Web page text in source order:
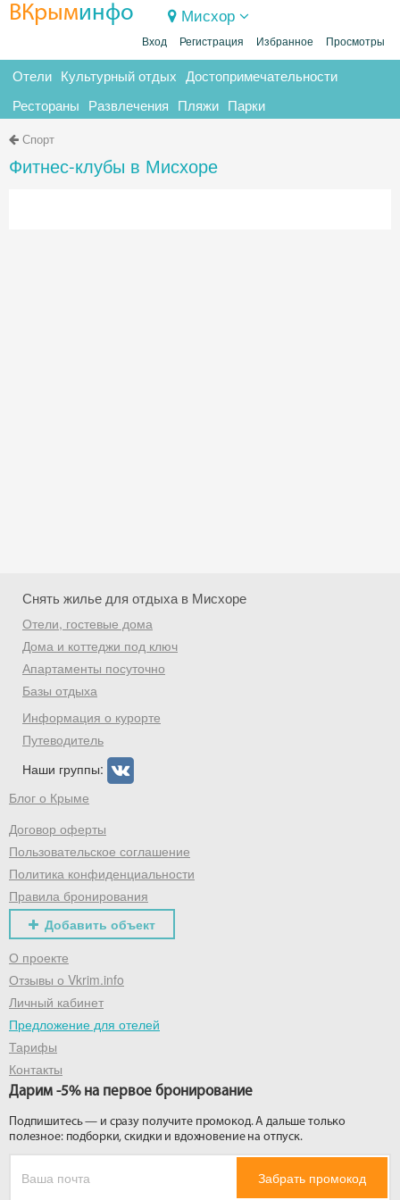
ВКрыминфо Мисхор
Вход Регистрация Избранное Просмотры
Отели Культурный отдых Достопримечательности
Рестораны Развлечения Пляжи Парки
Спорт
Фитнес-клубы в Мисхоре
Снять жилье для отдыха в Мисхоре
Отели, гостевые дома
Дома и коттеджи под ключ
Апартаменты посуточно
Базы отдыха
Информация о курорте
Путеводитель
Наши группы:
Блог о Крыме
Договор оферты
Пользовательское соглашение
Политика конфиденциальности
Правила бронирования
Добавить объект
О проекте
Отзывы о Vkrim.info
Личный кабинет
Предложение для отелей
Тарифы
Контакты
Дарим -5% на первое бронирование
Подпишитесь — и сразу получите промокод. А дальше только
полезное: подборки, скидки и вдохновение на отпуск.
Забрать промокод
Скидка −5%
Хочешь дешевле? Оставь почту и получи
промокод на первое бронирование!